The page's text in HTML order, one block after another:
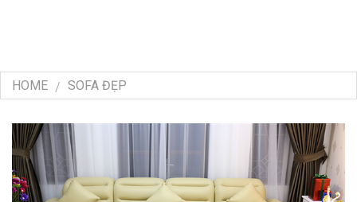
HOME / SOFA ĐẸP